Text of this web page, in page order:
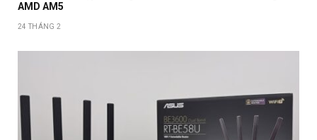
AMD AM5
24 THÁNG 2